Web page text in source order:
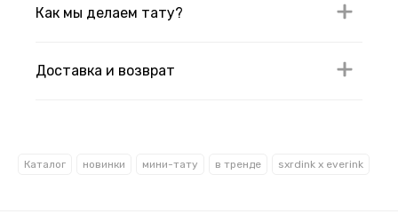
Как мы делаем тату?
Доставка и возврат
Каталог новинки мини-тату в тренде sxrdink х everink